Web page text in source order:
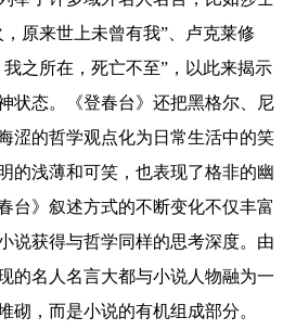
原来世上未曾有我”、卢克莱修
之所在，死亡不至”，以此来揭示
状态。《登春台》还把黑格尔、尼
涩的哲学观点化为日常生活中的笑
的浅薄和可笑，也表现了格非的幽
台》叙述方式的不断变化不仅丰富
说获得与哲学同样的思考深度。由
的名人名言大都与小说人物融为一
砌，而是小说的有机组成部分。